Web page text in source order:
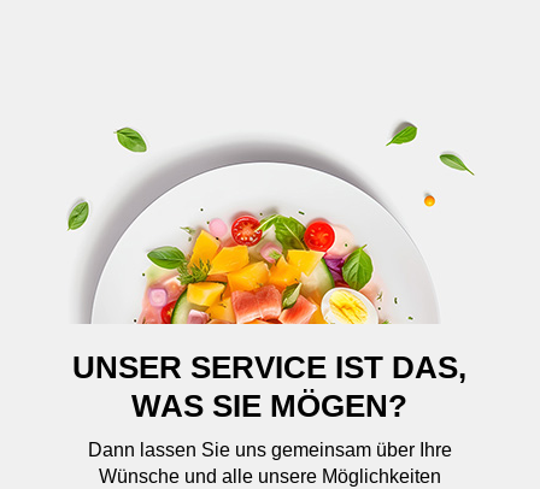
UNSER SERVICE IST DAS,
WAS SIE MÖGEN?
Dann lassen Sie uns gemeinsam über Ihre
Wünsche und alle unsere Möglichkeiten